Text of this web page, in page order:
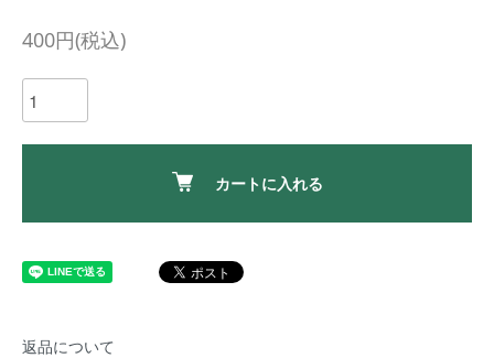
400円(税込)
カートに入れる
返品について